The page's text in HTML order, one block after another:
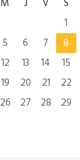
M J V S
1
5 6 7 8
12 13 14 15
19 20 21 22
26 27 28 29